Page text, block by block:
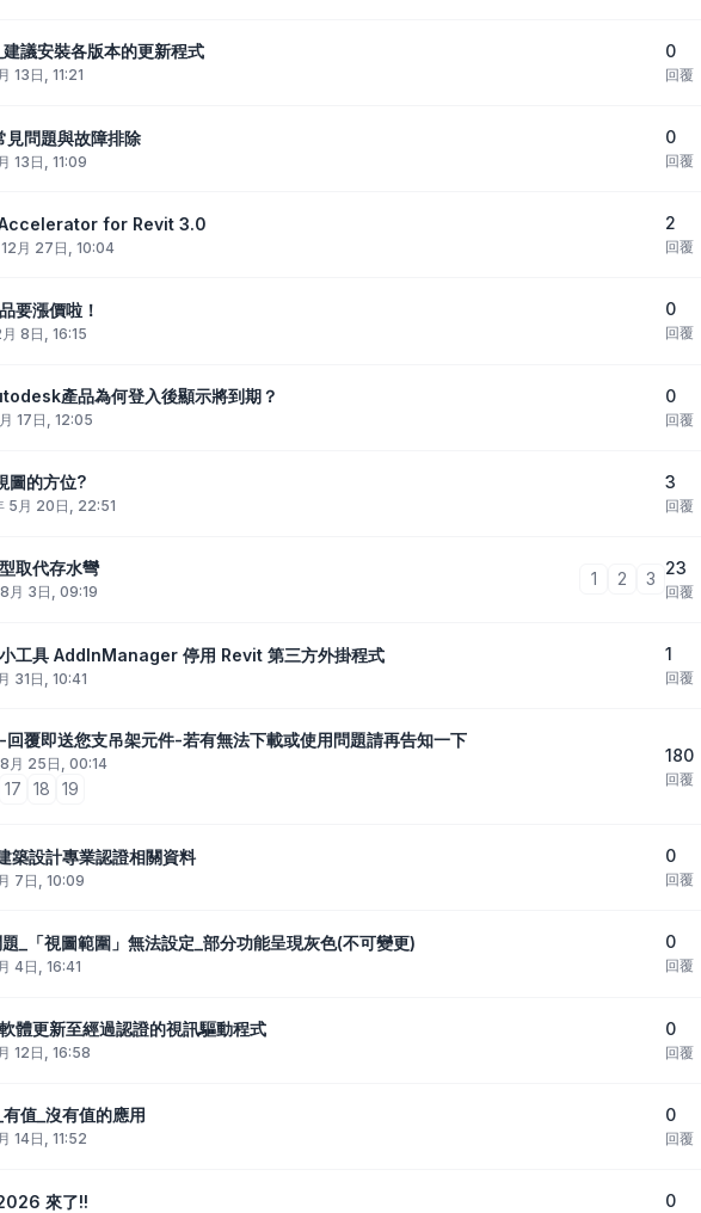
建議安裝各版本的更新程式
13日, 11:21
0
回覆
問題與故障排除
13日, 11:09
0
回覆
for Revit 3.0
月 27日, 10:04
2
回覆
要漲價啦！
8日, 16:15
0
回覆
產品為何登入後顯示將到期？
17日, 12:05
0
回覆
圖的方位?
5月 20日, 22:51
3
回覆
取代存水彎
月 3日, 09:19
1 2 3
23
回覆
工具 AddInManager 停用 Revit 第三方外掛程式
31日, 10:41
1
回覆
回覆即送您支吊架元件-若有無法下載或使用問題請再告知一下
月 25日, 00:14
17 18 19
180
回覆
設計專業認證相關資料
7日, 10:09
0
回覆
_「視圖範圍」無法設定_部分功能呈現灰色(不可變更)
4日, 16:41
0
回覆
體更新至經過認證的視訊驅動程式
12日, 16:58
0
回覆
值_沒有值的應用
14日, 11:52
0
回覆
來了!! 0